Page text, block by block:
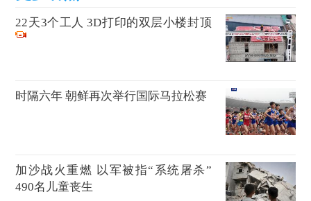
22天3个工人 3D打印的双层小楼封顶
时隔六年 朝鲜再次举行国际马拉松赛
加沙战火重燃 以军被指“系统屠杀”
490名儿童丧生